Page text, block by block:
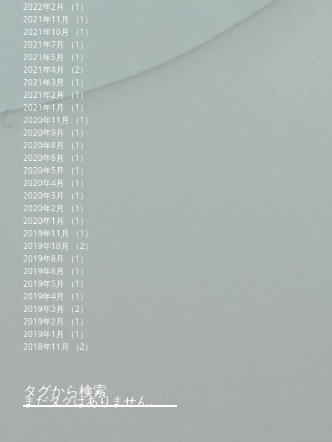
2022年2月
（1）
2021年11月
（1）
2021年10月
（1）
2021年7月
（1）
2021年5月
（1）
2021年4月
（2）
2021年3月
（1）
1件の記事
2021年2月
（1）
2021年1月
（1）
2020年11月
（1）
2020年9月
（1）
2020年8月
（1）
2020年6月
（1）
2020年5月
（1）
2020年4月
（1）
2020年3月
（1）
2020年2月
（1）
2020年1月
（1）
2019年11月
（1）
2019年10月
（2）
2019年8月
（1）
2019年6月
（1）
2019年5月
（1）
2019年4月
（1）
2019年3月
（2）
2019年2月
（1）
2019年1月
（1）
2018年11月
（2）
タグから検索
まだタグはありません。